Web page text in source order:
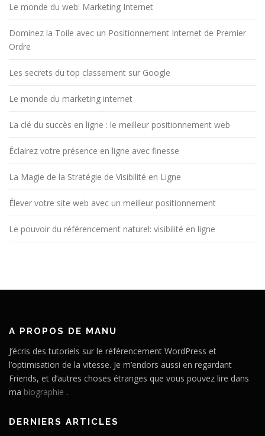
Le monde du web: Marketing Internet
Dominez la Toile avec un Positionnement Internet de Premier
Ordre
Les secrets du top classement sur Google
Le monde du marketing internet
La clé du succès en ligne : le meilleur positionnement web
Éclairez votre présence en ligne avec finesse
La Magie de la Stratégie de Visibilité en Ligne
Élever votre site web avec un meilleur positionnement
Le pouvoir du référencement naturel: visibilité en ligne
A PROPOS DE MANU
J’écris des tutoriels sur le référencement WordPress et
l’optimisation de la vitesse. Je m’endors aussi en regardant
Friends, et d’autres choses étranges que vous pouvez lire dans
ma biographie .
DERNIERS ARTICLES